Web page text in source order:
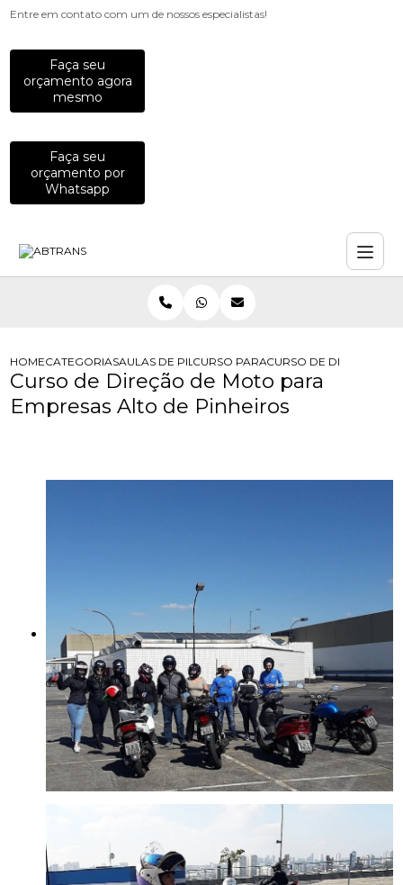
Entre em contato com um de nossos especialistas!
Faça seu
orçamento agora
mesmo
Faça seu
orçamento por
Whatsapp
HOMECATEGORIASAULAS DE PILOTAGEM PARA EMPRESAS
CURSO PARA FUNCIONARIOS QUE
CURSO DE DIRECAO
Curso de Direção de Moto para
Empresas Alto de Pinheiros